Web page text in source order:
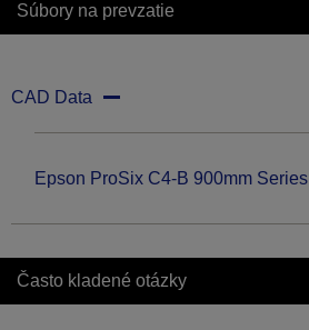
Súbory na prevzatie
CAD Data
Epson ProSix C4-B 900mm Series
Často kladené otázky